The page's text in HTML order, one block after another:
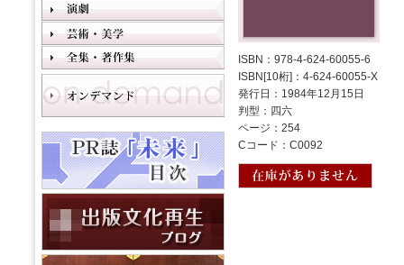
ISBN：978-4-624-60055-6
ISBN[10桁]：4-624-60055-X
発行日：1984年12月15日
判型：四六
ページ：254
Cコード：C0092